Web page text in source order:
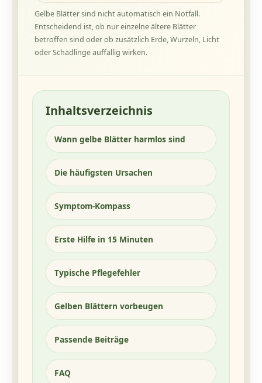
Gelbe Blätter sind nicht automatisch ein Notfall.
Entscheidend ist, ob nur einzelne ältere Blätter
betroffen sind oder ob zusätzlich Erde, Wurzeln, Licht
oder Schädlinge auffällig wirken.
Inhaltsverzeichnis
Wann gelbe Blätter harmlos sind
Die häufigsten Ursachen
Symptom-Kompass
Erste Hilfe in 15 Minuten
Typische Pflegefehler
Gelben Blättern vorbeugen
Passende Beiträge
FAQ